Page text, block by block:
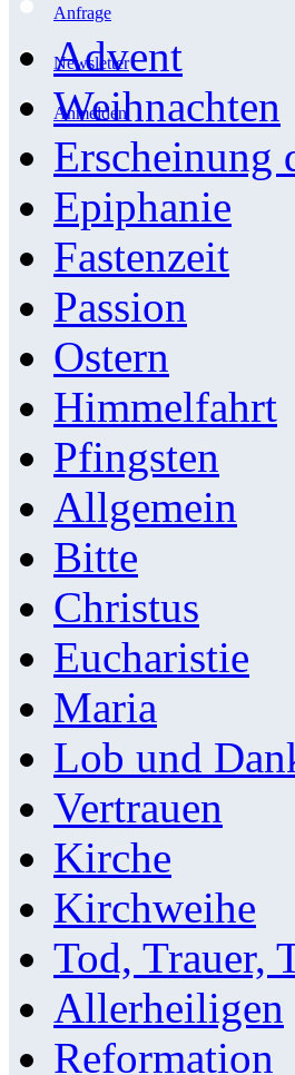
Anfrage
Newsletter
Anmelden
Advent
Weihnachten
Erscheinung
Epiphanie
Fastenzeit
Passion
Ostern
Himmelfahrt
Pfingsten
Allgemein
Bitte
Christus
Eucharistie
Maria
Lob und
Vertrauen
Kirche
Kirchweihe
Tod, Trauer,
Allerheiligen
Reformation